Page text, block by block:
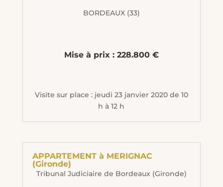
BORDEAUX (33)
Mise à prix : 228.800 €
Visite sur place : jeudi 23 janvier 2020 de 10
h à 12 h
APPARTEMENT à MERIGNAC
(Gironde)
Tribunal Judiciaire de Bordeaux (Gironde)